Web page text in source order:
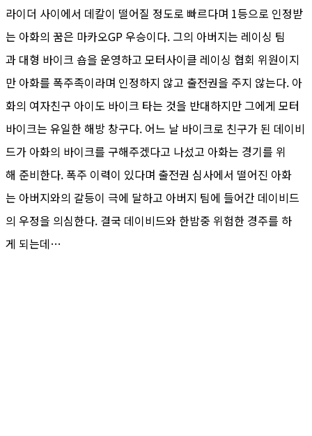
라이더 사이에서 데칼이 떨어질 정도로 빠르다며 1등으로 인정받
는 아화의 꿈은 마카오GP 우승이다. 그의 아버지는 레이싱 팀
과 대형 바이크 숍을 운영하고 모터사이클 레이싱 협회 위원이지
만 아화를 폭주족이라며 인정하지 않고 출전권을 주지 않는다. 아
화의 여자친구 아이도 바이크 타는 것을 반대하지만 그에게 모터
바이크는 유일한 해방 창구다. 어느 날 바이크로 친구가 된 데이비
드가 아화의 바이크를 구해주겠다고 나섰고 아화는 경기를 위
해 준비한다. 폭주 이력이 있다며 출전권 심사에서 떨어진 아화
는 아버지와의 갈등이 극에 달하고 아버지 팀에 들어간 데이비드
의 우정을 의심한다. 결국 데이비드와 한밤중 위험한 경주를 하
게 되는데…